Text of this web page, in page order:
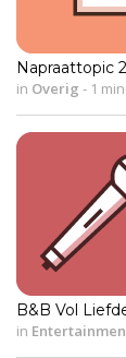
Napraattopic
in Overig - 1
B&B Vol
in